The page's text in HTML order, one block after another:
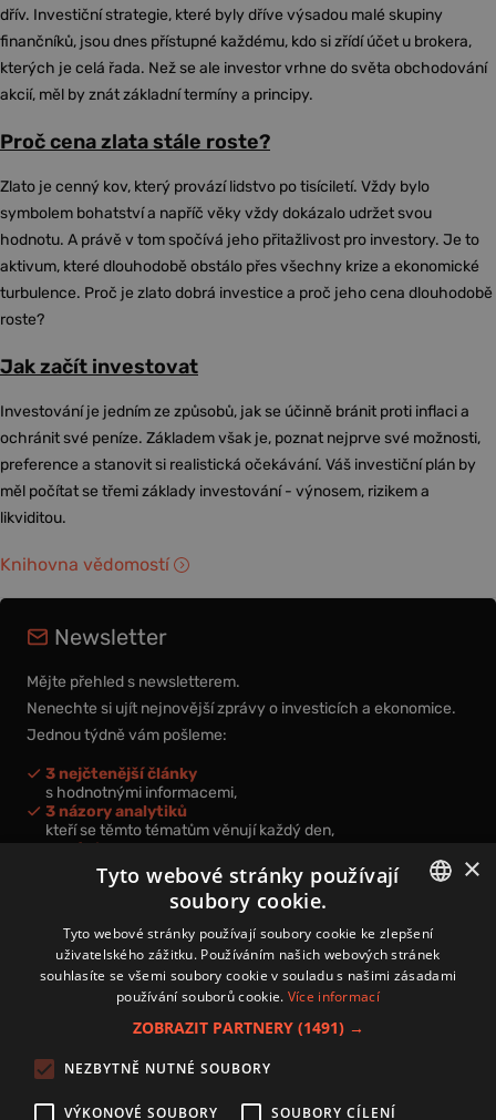
dřív. Investiční strategie, které byly dříve výsadou malé skupiny
finančníků, jsou dnes přístupné každému, kdo si zřídí účet u brokera,
kterých je celá řada. Než se ale investor vrhne do světa obchodování
akcií, měl by znát základní termíny a principy.
Proč cena zlata stále roste?
Zlato je cenný kov, který provází lidstvo po tisíciletí. Vždy bylo
symbolem bohatství a napříč věky vždy dokázalo udržet svou
hodnotu. A právě v tom spočívá jeho přitažlivost pro investory. Je to
aktivum, které dlouhodobě obstálo přes všechny krize a ekonomické
turbulence. Proč je zlato dobrá investice a proč jeho cena dlouhodobě
roste?
Jak začít investovat
Investování je jedním ze způsobů, jak se účinně bránit proti inflaci a
ochránit své peníze. Základem však je, poznat nejprve své možnosti,
preference a stanovit si realistická očekávání. Váš investiční plán by
měl počítat se třemi základy investování - výnosem, rizikem a
likviditou.
Knihovna vědomostí
Newsletter
Mějte přehled s newsletterem.
Nenechte si ujít nejnovější zprávy o investicích a ekonomice.
Jednou týdně vám pošleme:
3 nejčtenější články
s hodnotnými informacemi,
3 názory analytiků
kteří se těmto tématům věnují každý den,
nová videa a podcasty
k prohloubení vašich znalostí.
Přihlášením k newsletteru vyjadřujete svůj souhlas spodmínkami
zpracování osobních údajů.
Zásady používání souborů cookies
CZECH
×
Tyto webové stránky používají
soubory cookie.
Tyto webové stránky používají soubory cookie ke zlepšení
uživatelského zážitku. Používáním našich webových stránek
souhlasíte se všemi soubory cookie v souladu s našimi zásadami
používání souborů cookie. Více informací
ZOBRAZIT PARTNERY (1491) →
NEZBYTNĚ NUTNÉ SOUBORY
VÝKONOVÉ SOUBORY SOUBORY CÍLENÍ